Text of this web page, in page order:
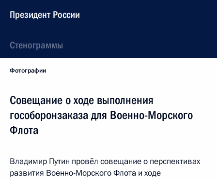
Президент России
Стенограммы
Фотографии
Совещание о ходе выполнения
гособоронзаказа для Военно-Морского
Флота
Владимир Путин провёл совещание о перспективах
развития Военно-Морского Флота и ходе